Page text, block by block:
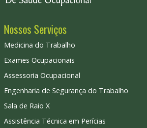
Nossos Serviços
Medicina do Trabalho
Exames Ocupacionais
Assessoria Ocupacional
Engenharia de Segurança do Trabalho
Sala de Raio X
Assistência Técnica em Perícias